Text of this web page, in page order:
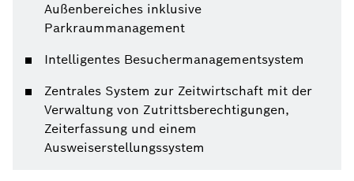
Außenbereiches inklusive
Parkraummanagement
Intelligentes Besuchermanagementsystem
Zentrales System zur Zeitwirtschaft mit der
Verwaltung von Zutrittsberechtigungen,
Zeiterfassung und einem
Ausweiserstellungssystem